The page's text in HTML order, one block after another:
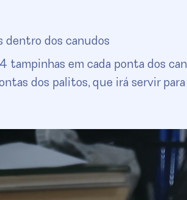
dentro dos canudos
tampinhas em cada ponta dos
dos palitos, que irá servir